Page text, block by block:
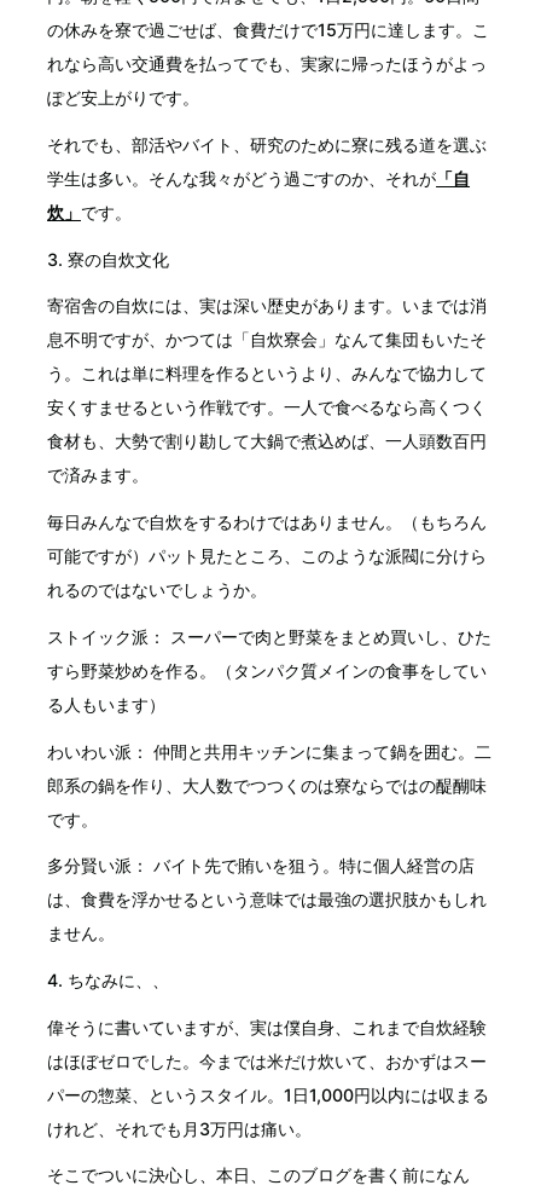
の休みを寮で過ごせば、食費だけで15万円に達します。こ
れなら高い交通費を払ってでも、実家に帰ったほうがよっ
ぽど安上がりです。
それでも、部活やバイト、研究のために寮に残る道を選ぶ
学生は多い。そんな我々がどう過ごすのか、それが 「自
炊」 です。
3. 寮の自炊文化
寄宿舎の自炊には、実は深い歴史があります。いまでは消
息不明ですが、かつては「自炊寮会」なんて集団もいたそ
う。これは単に料理を作るというより、みんなで協力して
安くすませるという作戦です。一人で食べるなら高くつく
食材も、大勢で割り勘して大鍋で煮込めば、一人頭数百円
で済みます。
毎日みんなで自炊をするわけではありません。（もちろん
可能ですが）パット見たところ、このような派閥に分けら
れるのではないでしょうか。
ストイック派： スーパーで肉と野菜をまとめ買いし、ひた
すら野菜炒めを作る。（タンパク質メインの食事をしてい
る人もいます）
わいわい派： 仲間と共用キッチンに集まって鍋を囲む。二
郎系の鍋を作り、大人数でつつくのは寮ならではの醍醐味
です。
多分賢い派： バイト先で賄いを狙う。特に個人経営の店
は、食費を浮かせるという意味では最強の選択肢かもしれ
ません。
4. ちなみに、、
偉そうに書いていますが、実は僕自身、これまで自炊経験
はほぼゼロでした。今までは米だけ炊いて、おかずはスー
パーの惣菜、というスタイル。1日1,000円以内には収まる
けれど、それでも月3万円は痛い。
そこでついに決心し、本日、このブログを書く前になん